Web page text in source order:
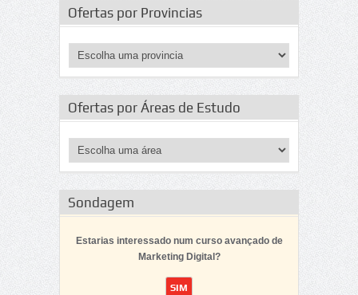
Ofertas por Provincias
Ofertas por Áreas de Estudo
Sondagem
Estarias interessado num curso avançado de
Marketing Digital?